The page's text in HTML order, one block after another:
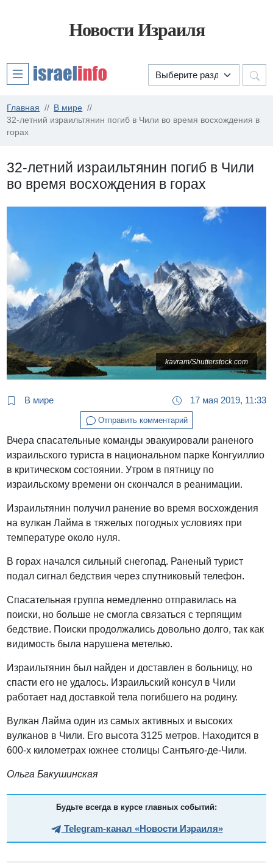
Новости Израиля
Главная
В мире
32-летний израильтянин погиб в Чили во время восхождения в
горах
32-летний израильтянин погиб в Чили
во время восхождения в горах
kavram/Shutterstock.com
В мире 17 мая 2019, 11:33
Отправить комментарий
Вчера спасательные команды эвакуировали раненого
израильского туриста в национальном парке Конгуиллио
в критическом состоянии. Утром в пятницу по
израильскому времени он скончался в реанимации.
Израильтянин получил ранение во время восхождения
на вулкан Лайма в тяжелых погодных условиях при
температуре около нуля.
В горах начался сильный снегопад. Раненый турист
подал сигнал бедствия через спутниковый телефон.
Спасательная группа немедленно отправилась на
поиски, но больше не смогла связаться с терпящим
бедствие. Поиски продолжались довольно долго, так как
видимость была нарушена метелью.
Израильтянин был найден и доставлен в больницу, но
спасти его не удалось. Израильский консул в Чили
работает над доставкой тела погибшего на родину.
Вулкан Лайма один из самых активных и высоких
вулканов в Чили. Его высота 3125 метров. Находится в
600-х километрах южнее столицы Сантьяго-де-Чили.
Ольга Бакушинская
Будьте всегда в курсе главных событий:
Telegram-канал «Новости Израиля»